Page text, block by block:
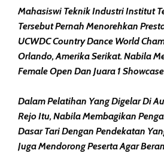
Mahasiswi Teknik Industri Institut
Tersebut Pernah Menorehkan
UCWDC Country Dance World
Orlando, Amerika Serikat. Nabila
Female Open Dan Juara 1
Dalam Pelatihan Yang Digelar Di
Rejo Itu, Nabila Membagikan
Dasar Tari Dengan Pendekatan
Juga Mendorong Peserta Agar